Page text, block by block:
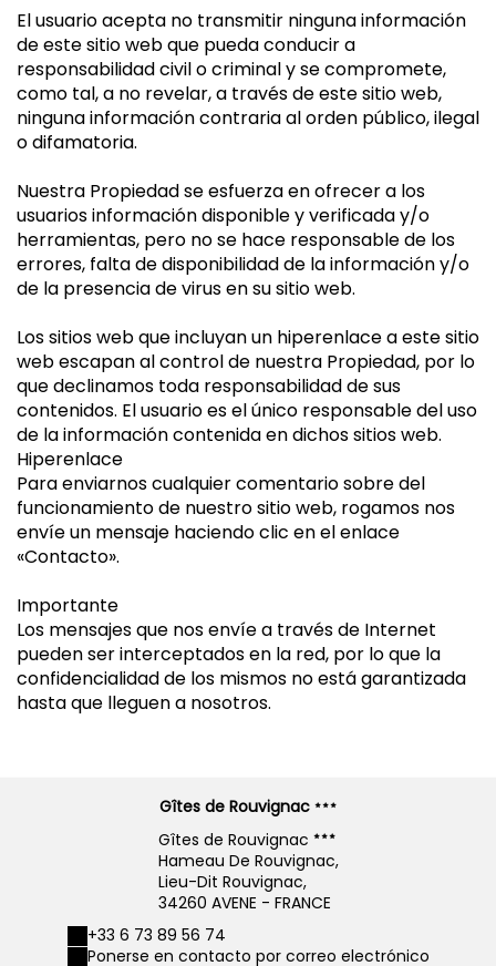
El usuario acepta no transmitir ninguna información
de este sitio web que pueda conducir a
responsabilidad civil o criminal y se compromete,
como tal, a no revelar, a través de este sitio web,
ninguna información contraria al orden público, ilegal
o difamatoria.
Nuestra Propiedad se esfuerza en ofrecer a los
usuarios información disponible y verificada y/o
herramientas, pero no se hace responsable de los
errores, falta de disponibilidad de la información y/o
de la presencia de virus en su sitio web.
Los sitios web que incluyan un hiperenlace a este sitio
web escapan al control de nuestra Propiedad, por lo
que declinamos toda responsabilidad de sus
contenidos. El usuario es el único responsable del uso
de la información contenida en dichos sitios web.
Hiperenlace
Para enviarnos cualquier comentario sobre del
funcionamiento de nuestro sitio web, rogamos nos
envíe un mensaje haciendo clic en el enlace
«Contacto».
Importante
Los mensajes que nos envíe a través de Internet
pueden ser interceptados en la red, por lo que la
confidencialidad de los mismos no está garantizada
hasta que lleguen a nosotros.
Gîtes de Rouvignac
Gîtes de Rouvignac
Hameau De Rouvignac,
Lieu-Dit Rouvignac,
34260 AVENE - FRANCE
+33 6 73 89 56 74
Ponerse en contacto por correo electrónico